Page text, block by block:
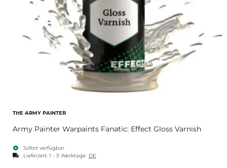
THE ARMY PAINTER
Army Painter Warpaints Fanatic: Effect Gloss Varnish
Sofort verfügbar
Lieferzeit: 1 - 3 Werktage DE